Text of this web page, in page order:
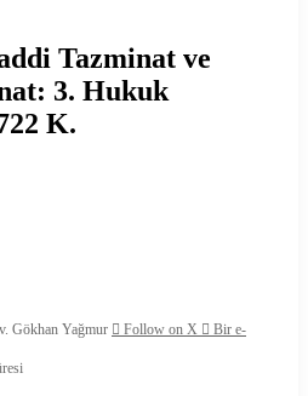
Tazminat ve
3. Hukuk
K.
Gökhan Yağmur Follow on X
Bir e-